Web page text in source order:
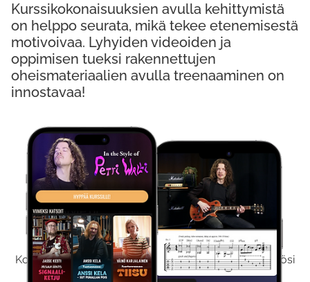
Kokeile Ilmaiseksi
Kokeilemalla ilmaiseksi saat koko sisältömme käyttöösi
viikon ajaksi.
Kurssikokonaisuuksien avulla kehittymistä
on helppo seurata, mikä tekee etenemisestä
motivoivaa. Lyhyiden videoiden ja
oppimisen tueksi rakennettujen
oheismateriaalien avulla treenaaminen on
innostavaa!